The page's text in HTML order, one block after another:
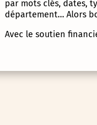
par mots clés, dates,
département… Alors
Avec le soutien